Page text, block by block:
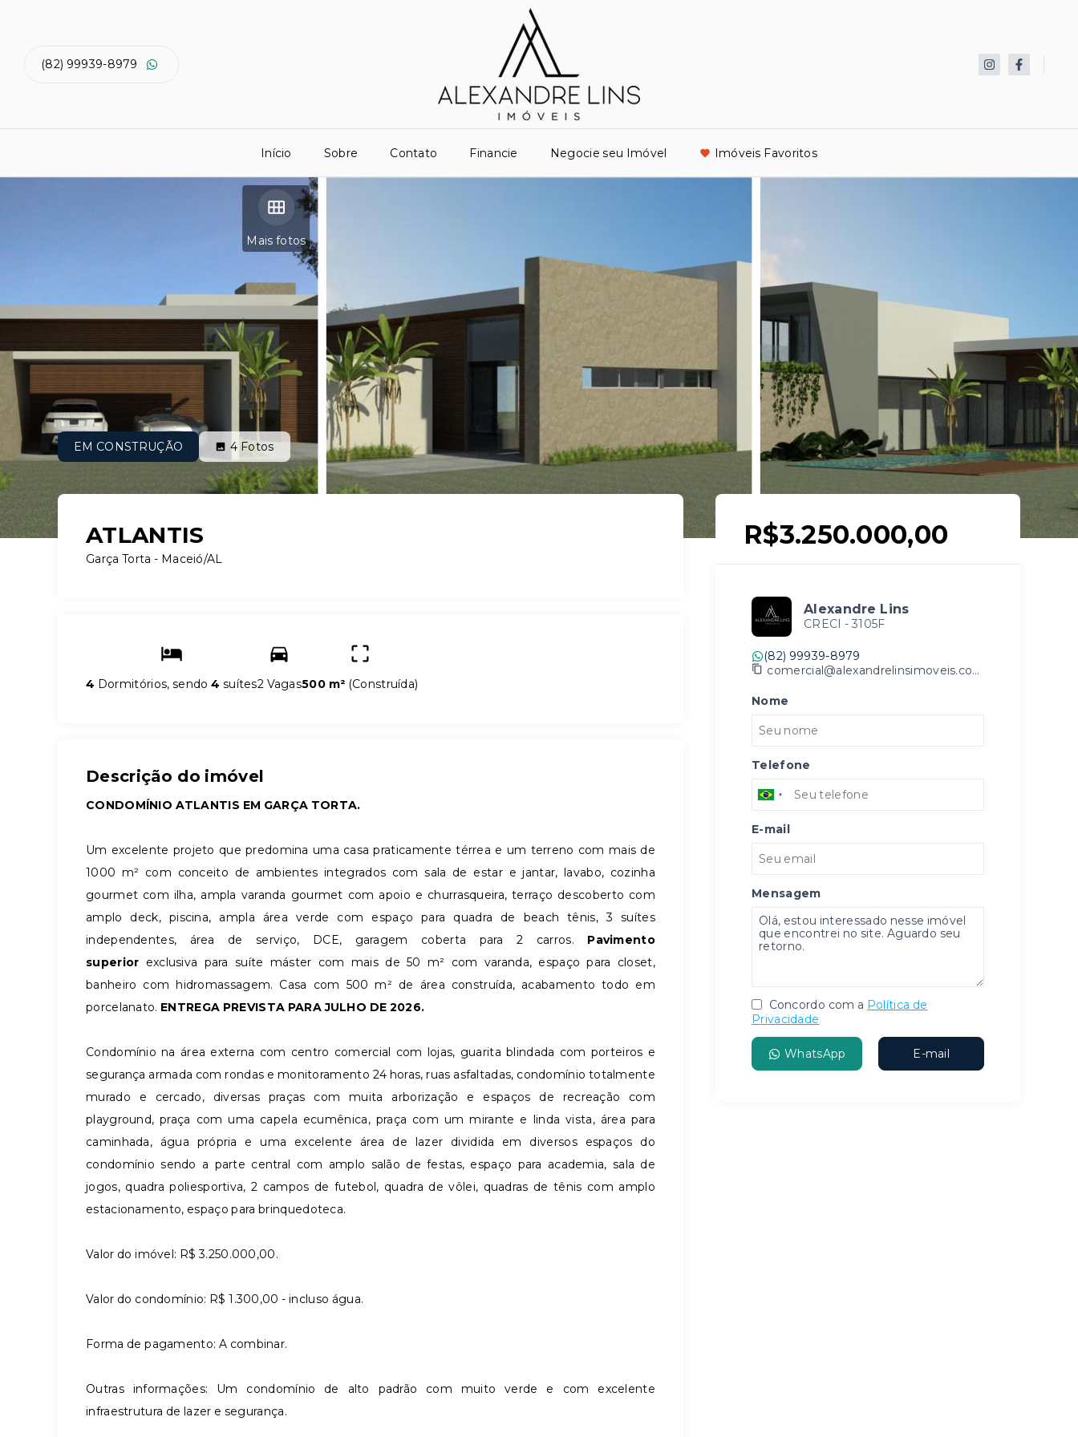
(82) 99939-8979
Início Sobre Contato Financie Negocie seu Imóvel Imóveis Favoritos
Mais fotos
EM CONSTRUÇÃO 4 Fotos
ATLANTIS
Garça Torta - Maceió/AL
4 Dormitórios, sendo4 suítes2 Vagas500 m² (Construída)
Descrição do imóvel
CONDOMÍNIO ATLANTIS EM GARÇA TORTA.
Um excelente projeto que predomina uma casa praticamente térrea e um terreno com mais de
1000 m² com conceito de ambientes integrados com sala de estar e jantar, lavabo, cozinha
gourmet com ilha, ampla varanda gourmet com apoio e churrasqueira, terraço descoberto com
amplo deck, piscina, ampla área verde com espaço para quadra de beach tênis, 3 suítes
independentes, área de serviço, DCE, garagem coberta para 2 carros. Pavimento
superior exclusiva para suíte máster com mais de 50 m² com varanda, espaço para closet,
banheiro com hidromassagem. Casa com 500 m² de área construída, acabamento todo em
porcelanato. ENTREGA PREVISTA PARA JULHO DE 2026.
Condomínio na área externa com centro comercial com lojas, guarita blindada com porteiros e
segurança armada com rondas e monitoramento 24 horas, ruas asfaltadas, condomínio totalmente
murado e cercado, diversas praças com muita arborização e espaços de recreação com
playground, praça com uma capela ecumênica, praça com um mirante e linda vista, área para
caminhada, água própria e uma excelente área de lazer dividida em diversos espaços do
condomínio sendo a parte central com amplo salão de festas, espaço para academia, sala de
jogos, quadra poliesportiva, 2 campos de futebol, quadra de vôlei, quadras de tênis com amplo
estacionamento, espaço para brinquedoteca.
Valor do imóvel: R$ 3.250.000,00.
Valor do condomínio: R$ 1.300,00 - incluso água.
Forma de pagamento: A combinar.
Outras informações: Um condomínio de alto padrão com muito verde e com excelente
infraestrutura de lazer e segurança.
R$3.250.000,00
Alexandre Lins
CRECI - 3105F
(82) 99939-8979
comercial@alexandrelinsimoveis.com.br
Nome
Telefone
E-mail
Mensagem
Concordo com a Política de
Privacidade
WhatsApp E-mail